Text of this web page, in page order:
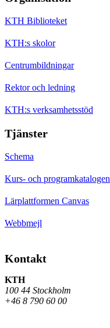
KTH Biblioteket
KTH:s skolor
Centrumbildningar
Rektor och ledning
KTH:s verksamhetsstöd
Tjänster
Schema
Kurs- och programkatalogen
Lärplattformen Canvas
Webbmejl
Kontakt
KTH
100 44 Stockholm
+46 8 790 60 00